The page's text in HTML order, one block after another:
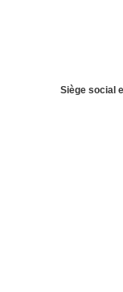
Siège social